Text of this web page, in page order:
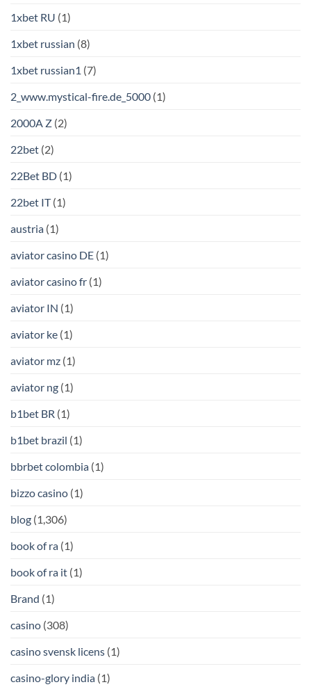
1xbet RU (1)
1xbet russian (8)
1xbet russian1 (7)
2_www.mystical-fire.de_5000 (1)
2000A Z (2)
22bet (2)
22Bet BD (1)
22bet IT(1)
austria (1)
aviator casino DE (1)
aviator casino fr (1)
aviator IN (1)
aviator ke (1)
aviator mz (1)
aviator ng (1)
b1bet BR (1)
b1bet brazil (1)
bbrbet colombia (1)
bizzo casino (1)
blog (1,306)
book of ra (1)
book of ra it (1)
Brand (1)
casino (308)
casino svensk licens (1)
casino-glory india (1)